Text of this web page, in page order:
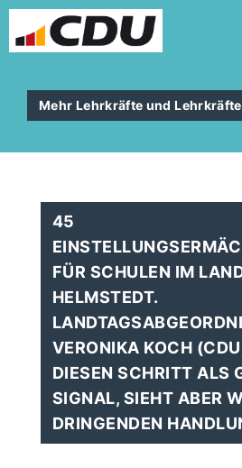
Mehr Lehrkräfte und
45
FÜR SCHULEN IM
HELMSTEDT.
VERONIKA KOCH
DIESEN SCHRITT ALS
SIGNAL, SIEHT ABER
DRINGENDEN